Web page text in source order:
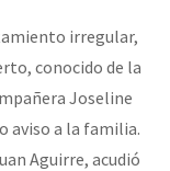
irregular,
conocido de la
Joseline
aviso a la familia.
Aguirre, acudió